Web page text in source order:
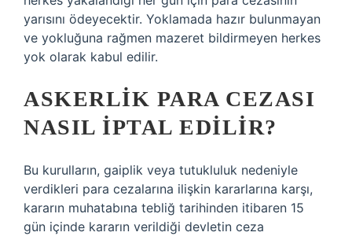
yarısını ödeyecektir. Yoklamada hazır bulunmayan
ve yokluğuna rağmen mazeret bildirmeyen herkes
yok olarak kabul edilir.
ASKERLIK PARA CEZASI
NASIL IPTAL EDILIR?
Bu kurulların, gaiplik veya tutukluluk nedeniyle
verdikleri para cezalarına ilişkin kararlarına karşı,
kararın muhatabına tebliğ tarihinden itibaren 15
gün içinde kararın verildiği devletin ceza